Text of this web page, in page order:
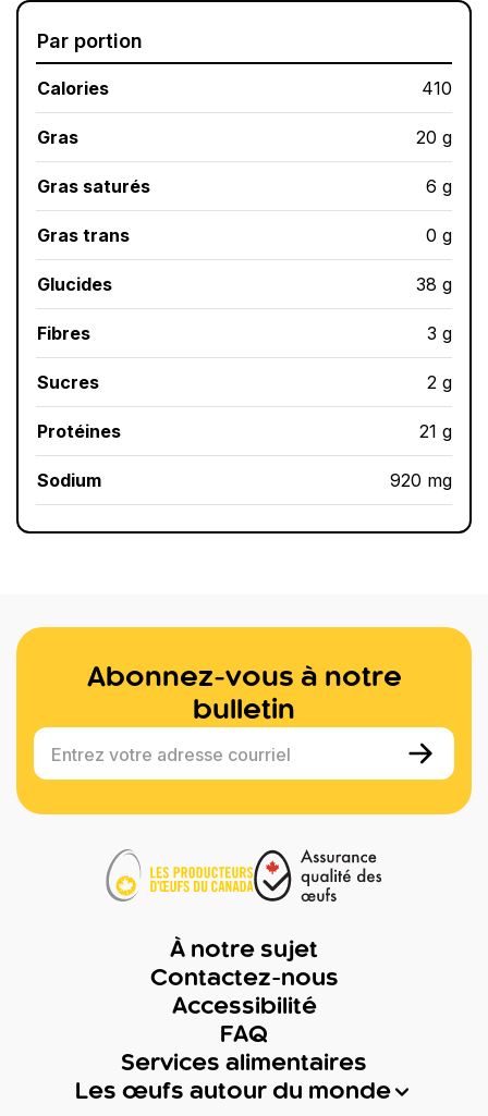
Par portion
Calories 410
Gras 20 g
Gras saturés 6 g
Gras trans 0 g
Glucides 38 g
Fibres 3 g
Sucres 2 g
Protéines 21 g
Sodium 920 mg
Abonnez-vous à notre
bulletin
Entrez votre adresse courriel
À notre sujet
Contactez-nous
Accessibilité
FAQ
Services alimentaires
Les œufs autour du monde